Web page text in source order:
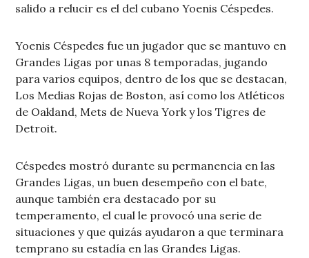
salido a relucir es el del cubano Yoenis Céspedes.
Yoenis Céspedes fue un jugador que se mantuvo en
Grandes Ligas por unas 8 temporadas, jugando
para varios equipos, dentro de los que se destacan,
Los Medias Rojas de Boston, así como los Atléticos
de Oakland, Mets de Nueva York y los Tigres de
Detroit.
Céspedes mostró durante su permanencia en las
Grandes Ligas, un buen desempeño con el bate,
aunque también era destacado por su
temperamento, el cual le provocó una serie de
situaciones y que quizás ayudaron a que terminara
temprano su estadía en las Grandes Ligas.